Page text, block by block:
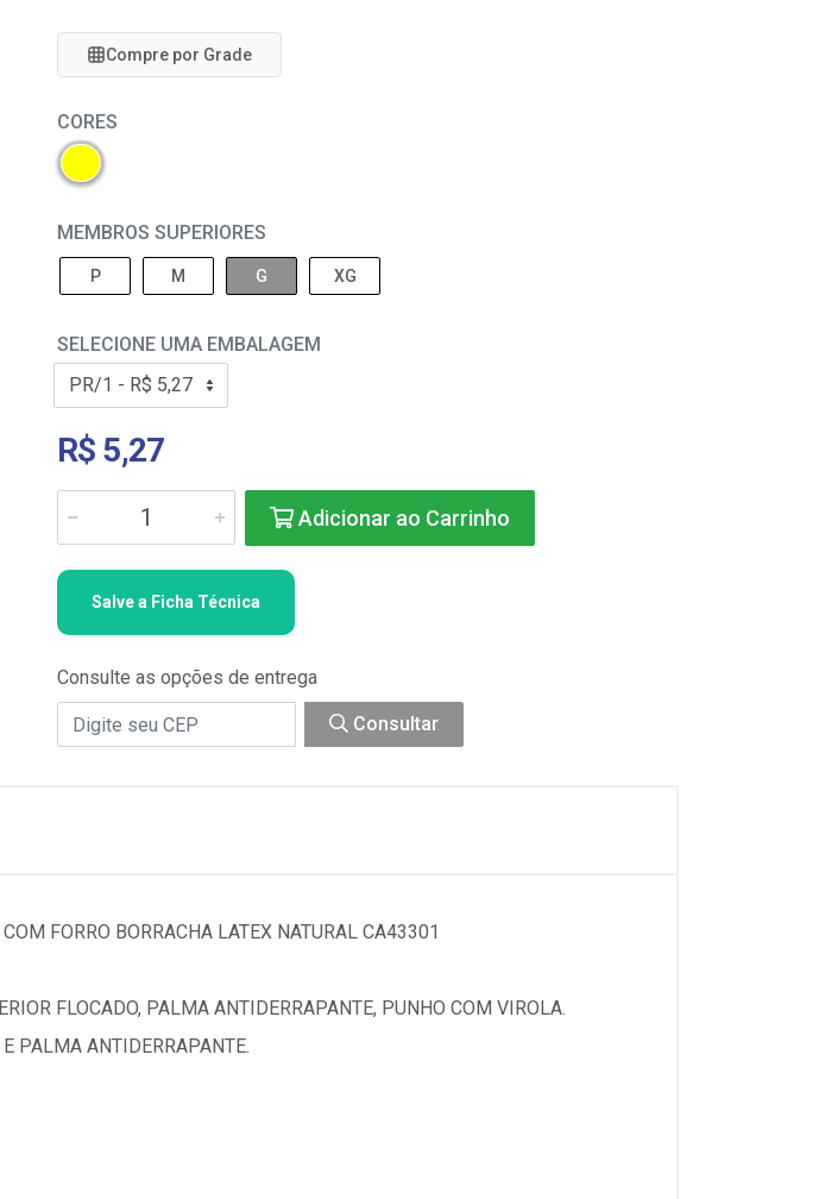
Compre por Grade
CORES
MEMBROS SUPERIORES
P M G XG
SELECIONE UMA EMBALAGEM
R$ 5,27
Adicionar ao Carrinho
Salve a Ficha Técnica
Consulte as opções de entrega
Consultar
FORRO BORRACHA LATEX NATURAL CA43301
FLOCADO, PALMA ANTIDERRAPANTE, PUNHO COM VIROLA.
PALMA ANTIDERRAPANTE.